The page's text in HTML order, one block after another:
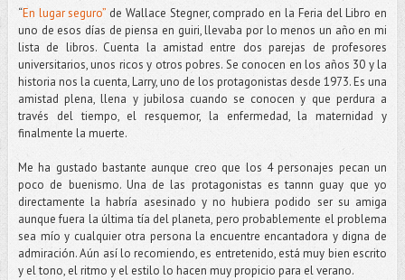
“En lugar seguro” de Wallace Stegner, comprado en la Feria del Libro en
uno de esos días de piensa en guiri, llevaba por lo menos un año en mi
lista de libros. Cuenta la amistad entre dos parejas de profesores
universitarios, unos ricos y otros pobres. Se conocen en los años 30 y la
historia nos la cuenta, Larry, uno de los protagonistas desde 1973. Es una
amistad plena, llena y jubilosa cuando se conocen y que perdura a
través del tiempo, el resquemor, la enfermedad, la maternidad y
finalmente la muerte.
Me ha gustado bastante aunque creo que los 4 personajes pecan un
poco de buenismo. Una de las protagonistas es tannn guay que yo
directamente la habría asesinado y no hubiera podido ser su amiga
aunque fuera la última tía del planeta, pero probablemente el problema
sea mío y cualquier otra persona la encuentre encantadora y digna de
admiración. Aún así lo recomiendo, es entretenido, está muy bien escrito
y el tono, el ritmo y el estilo lo hacen muy propicio para el verano.